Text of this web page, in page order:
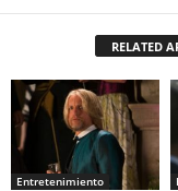
RELATED
Entretenimiento